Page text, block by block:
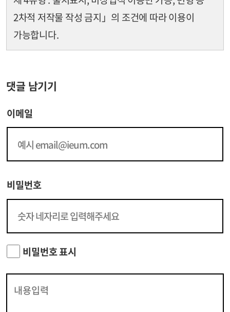
2차적 저작물 작성 금지」의 조건에 따라 이용이
가능합니다.
댓글 남기기
이메일
비밀번호
비밀번호 표시